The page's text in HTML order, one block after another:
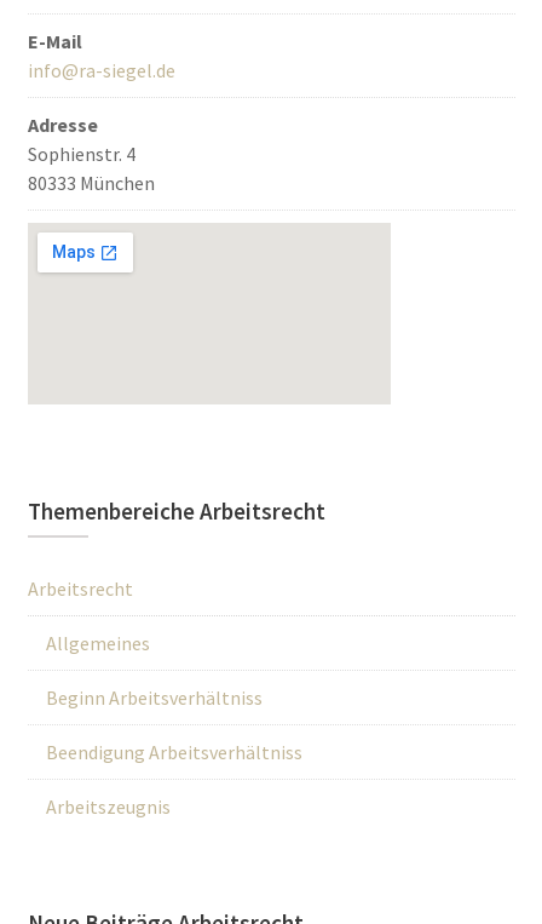
E-Mail
info@ra-siegel.de
Adresse
Sophienstr. 4
80333 München
Themenbereiche Arbeitsrecht
Arbeitsrecht
Allgemeines
Beginn Arbeitsverhältniss
Beendigung Arbeitsverhältniss
Arbeitszeugnis